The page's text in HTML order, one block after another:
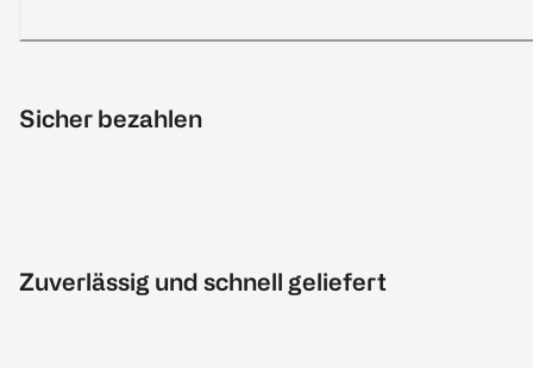
Sicher bezahlen
Zuverlässig und schnell geliefert